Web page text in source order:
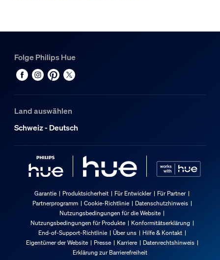
Folge Philips Hue
Land auswählen
Schweiz - Deutsch
Garantie Produktsicherheit Für Entwickler
Für Partner
Partnerprogramm
Cookie-Richtlinie
Datenschutzhinweis
Nutzungsbedingungen für die Website
Nutzungsbedingungen für Produkte
Konformitätserklärung
End-of-Support-Richtlinie
Über uns
Hilfe & Kontakt
Eigentümer der Website
Presse Karriere
Datenrechtshinweis
Erklärung zur Barrierefreiheit